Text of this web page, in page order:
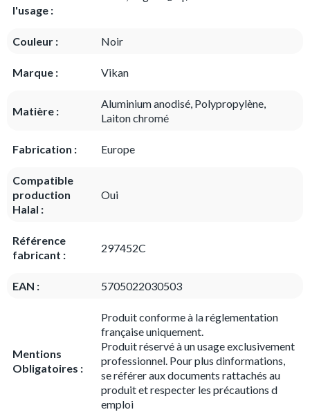
l'usage :
Couleur : Noir
Marque : Vikan
Matière :
Aluminium anodisé, Polypropylène,
Laiton chromé
Fabrication : Europe
Compatible
production
Halal :
Oui
Référence
fabricant :
297452C
EAN : 5705022030503
Mentions
Obligatoires :
Produit conforme à la réglementation
française uniquement.
Produit réservé à un usage exclusivement
professionnel. Pour plus dinformations,
se référer aux documents rattachés au
produit et respecter les précautions d
emploi